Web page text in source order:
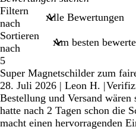
Sucheingaben
Filtern
nach
Sortieren
nach
5
Super Magnetschilder zum
28. Juli 2026 | Leon H. |
Bestellung und Versand
hatte nach 2 Tagen schon die
macht einen hervorragenden